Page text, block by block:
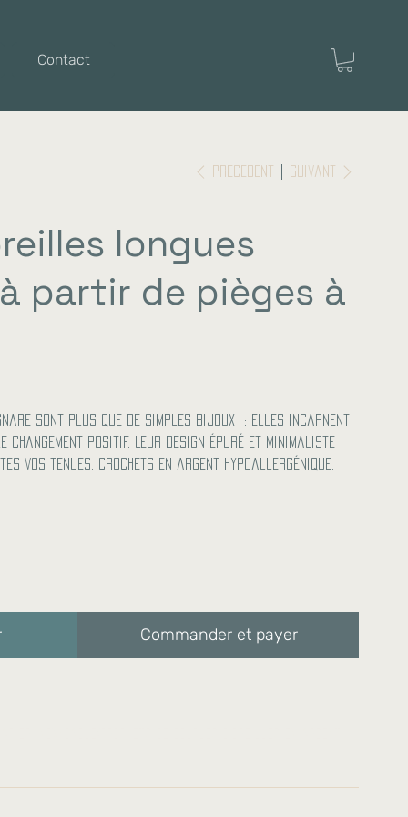
Contact
Précédent Suivant
longues
partir de pièges à
sont plus que de simples bijoux : elles incarnent
positif. Leur design épuré et minimaliste
vos tenues. Crochets en argent hypoallergénique.
Commander et payer